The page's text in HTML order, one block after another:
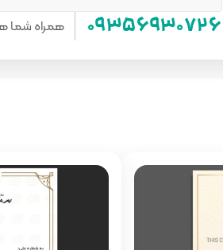
۰۹۳۵۶۹۳۰۷۲۶ همراه شما